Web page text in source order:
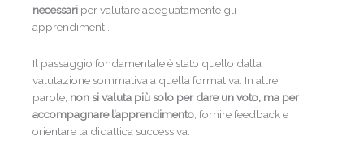
necessari per valutare adeguatamente gli
apprendimenti.
Il passaggio fondamentale è stato quello dalla
valutazione sommativa a quella formativa. In altre
parole, non si valuta più solo per dare un voto, ma per
accompagnare l’apprendimento , fornire feedback e
orientare la didattica successiva.